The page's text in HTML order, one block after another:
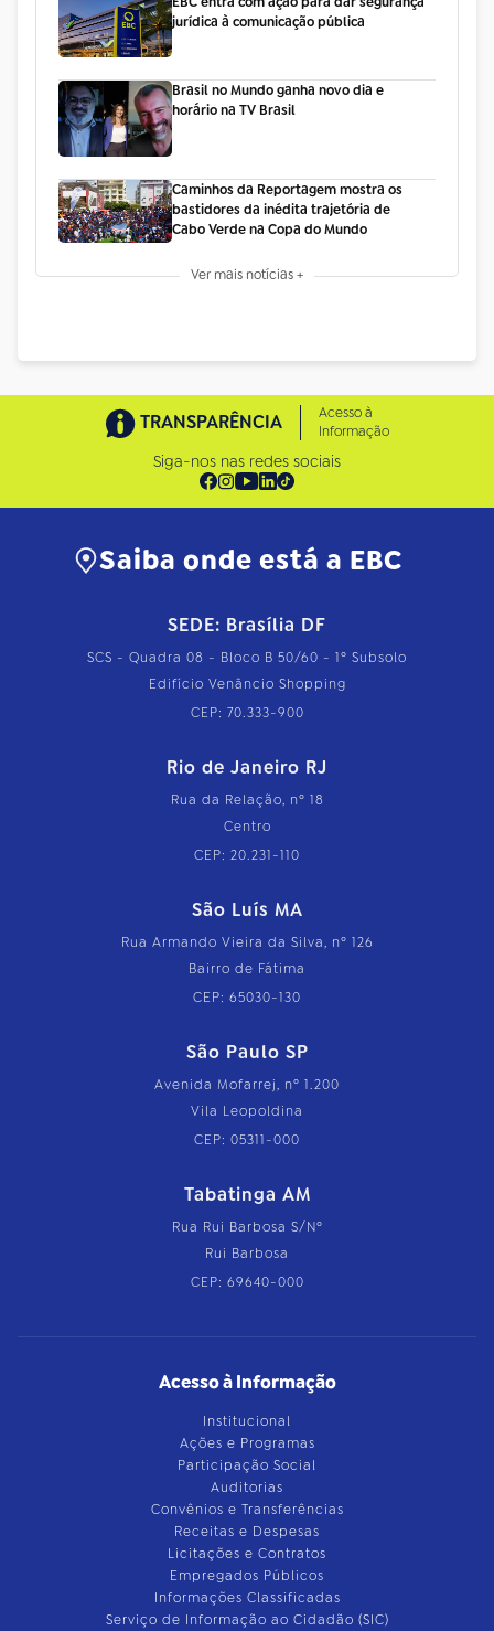
jurídica à comunicação pública
Brasil no Mundo ganha novo dia e
horário na TV Brasil
Caminhos da Reportagem mostra os
bastidores da inédita trajetória de
Cabo Verde na Copa do Mundo
Ver mais notícias +
TRANSPARÊNCIA
Acesso à
Informação
Siga-nos nas redes sociais
Saiba onde está a EBC
SEDE: Brasília DF
SCS - Quadra 08 - Bloco B 50/60 - 1º Subsolo
Edifício Venâncio Shopping
CEP: 70.333-900
Rio de Janeiro RJ
Rua da Relação, nº 18
Centro
CEP: 20.231-110
São Luís MA
Rua Armando Vieira da Silva, nº 126
Bairro de Fátima
CEP: 65030-130
São Paulo SP
Avenida Mofarrej, nº 1.200
Vila Leopoldina
CEP: 05311-000
Tabatinga AM
Rua Rui Barbosa S/Nº
Rui Barbosa
CEP: 69640-000
Acesso à Informação
Institucional
Ações e Programas
Participação Social
Auditorias
Convênios e Transferências
Receitas e Despesas
Licitações e Contratos
Empregados Públicos
Informações Classificadas
Serviço de Informação ao Cidadão (SIC)